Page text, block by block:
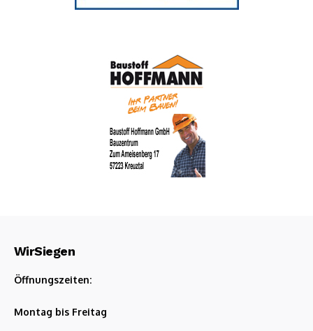
WirSiegen
Öffnungszeiten:
Montag bis Freitag